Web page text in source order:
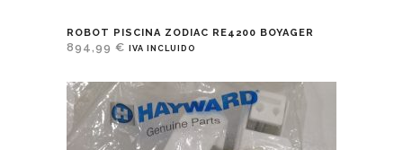
ROBOT PISCINA ZODIAC RE4200 BOYAGER
894,99 € IVA INCLUIDO